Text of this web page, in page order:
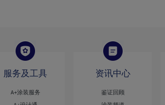
服务及工具
A+涂装服务
资讯中心
鉴证回顾